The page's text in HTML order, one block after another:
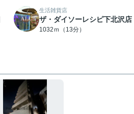
生活雑貨店
ザ・ダイソーレシピ下北沢店
1032ｍ（13分）